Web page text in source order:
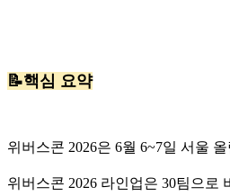
📝핵심 요약
위버스콘 2026은 6월 6~7일 서울
위버스콘 2026 라인업은 30팀으로